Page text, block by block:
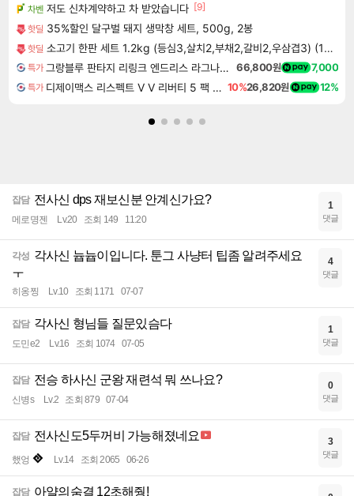
차벤 저도 신차계약하고 차 받았습니다 [9]
핫딜 35%할인 달구벌 돼지 생막창 세트, 500g, 2봉
핫딜 소고기 한판 세트 1.2kg (등심3,살치2,부채2,갈비2,우삼겹3) (100g당 2,658원)
특가 그랑블루 판타지 리링크 엔드리스 라그나로크 Granblue Fantasy Relink Endless Ragnarok 66,800원 7,000
특가 디제이맥스 리스펙트 V V 리버티 5 팩 DJMAX RESPECT V V Liberty 5 Pack DLC 10%26,820원 12%
잡담 전사신 dps 재보신분 안계신가요?
메로명젠 Lv.20 조회 149 11:20
1
댓글
각성 각사신 늅늅이입니다. 툰그 사냥터 팁좀 알려주세요
ㅜ
히옹찡 Lv.10 조회 1171 07-07
4
댓글
잡담 각사신 형님들 질문있슴다
도민e2 Lv.16 조회 1074 07-05
1
댓글
잡담 전승 하사신 군왕 재련석 뭐 쓰나요?
신병s Lv.2 조회 879 07-04
0
댓글
잡담 전사신도5두꺼비 가능해졌네요
했엉 Lv.14 조회 2065 06-26
3
댓글
잡담 아얄의숨결 12초해줭!